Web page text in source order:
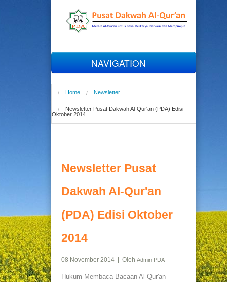
NAVIGATION
Profil
Tahfizh
Talaqqi
Online
Home Newsletter
Newsletter Pusat Dakwah Al-Qur'an (PDA) Edisi
Oktober 2014
Newsletter Pusat
Dakwah Al-Qur'an
(PDA) Edisi Oktober
2014
08 November 2014 | Oleh Admin PDA
Hukum Membaca Bacaan Al-Qur'an